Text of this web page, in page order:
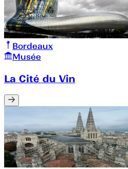
Bordeaux
Musée
La Cité du Vin